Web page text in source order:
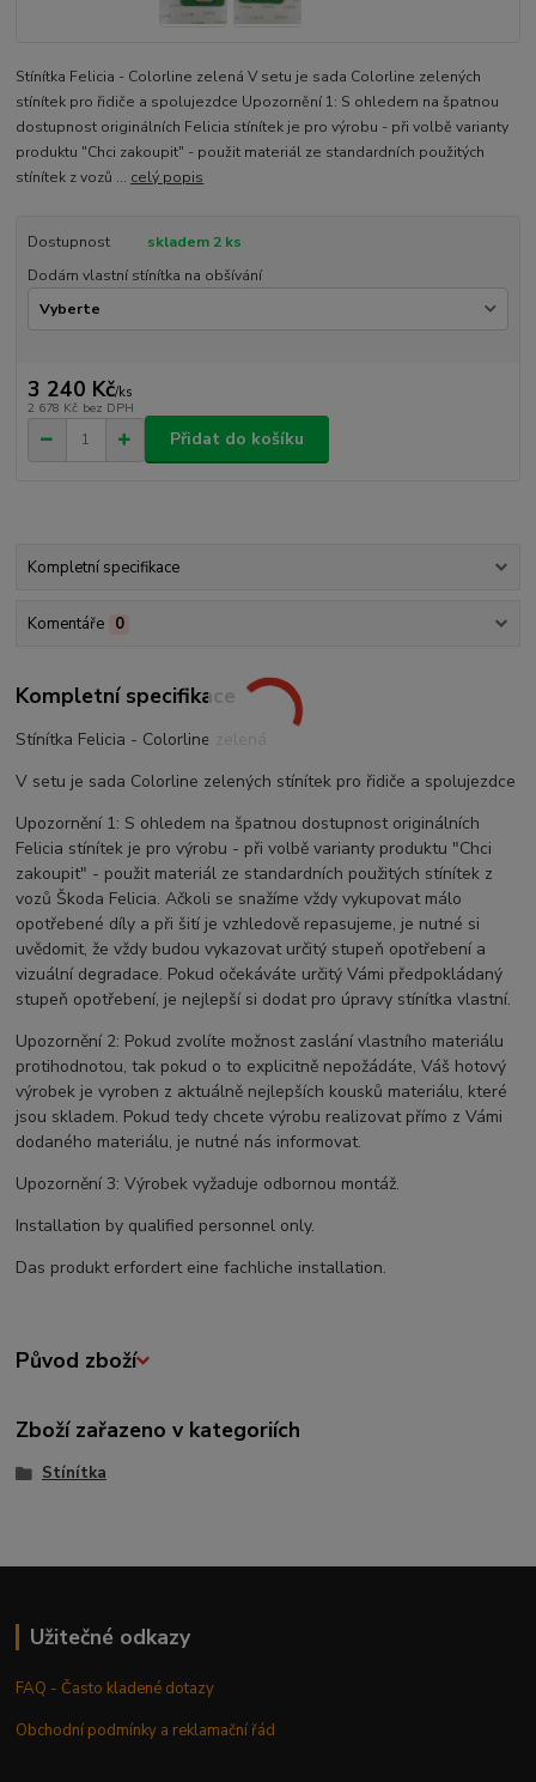
Stínítka Felicia - Colorline zelená V setu je sada Colorline zelených
stínítek pro řidiče a spolujezdce Upozornění 1: S ohledem na špatnou
dostupnost originálních Felicia stínítek je pro výrobu - při volbě varianty
produktu "Chci zakoupit" - použit materiál ze standardních použitých
stínítek z vozů ... celý popis
Dostupnost
skladem 2 ks
Dodám vlastní stínítka na obšívání
3 240 Kč/ks
2 678 Kč bez DPH
Přidat do košíku
Kompletní specifikace
Komentáře 0
Kompletní specifikace
Stínítka Felicia - Colorline zelená
V setu je sada Colorline zelených stínítek pro řidiče a spolujezdce
Upozornění 1: S ohledem na špatnou dostupnost originálních
Felicia stínítek je pro výrobu - při volbě varianty produktu "Chci
zakoupit" - použit materiál ze standardních použitých stínítek z
vozů Škoda Felicia. Ačkoli se snažíme vždy vykupovat málo
opotřebené díly a při šití je vzhledově repasujeme, je nutné si
uvědomit, že vždy budou vykazovat určitý stupeň opotřebení a
vizuální degradace. Pokud očekáváte určitý Vámi předpokládaný
stupeň opotřebení, je nejlepší si dodat pro úpravy stínítka vlastní.
Upozornění 2: Pokud zvolíte možnost zaslání vlastního materiálu
protihodnotou, tak pokud o to explicitně nepožádáte, Váš hotový
výrobek je vyroben z aktuálně nejlepších kousků materiálu, které
jsou skladem. Pokud tedy chcete výrobu realizovat přímo z Vámi
dodaného materiálu, je nutné nás informovat.
Upozornění 3: Výrobek vyžaduje odbornou montáž.
Installation by qualified personnel only.
Das produkt erfordert eine fachliche installation.
Původ zboží
Zboží zařazeno v kategoriích
Stínítka
Užitečné odkazy
FAQ - Často kladené dotazy
Obchodní podmínky a reklamační řád